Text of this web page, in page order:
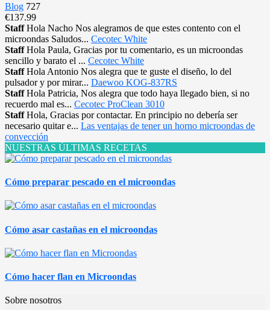
Blog 727
€137.99
StaffHola Nacho Nos alegramos de que estes contento con el
microondas Saludos... Cecotec White
StaffHola Paula, Gracias por tu comentario, es un microondas
sencillo y barato el ... Cecotec White
StaffHola Antonio Nos alegra que te guste el diseño, lo del
pulsador y por mirar... Daewoo KOG-837RS
StaffHola Patricia, Nos alegra que todo haya llegado bien, si no
recuerdo mal es... Cecotec ProClean 3010
StaffHola, Gracias por contactar. En principio no debería ser
necesario quitar e... Las ventajas de tener un horno microondas de
convección
NUESTRAS ÚLTIMAS RECETAS
Cómo preparar pescado en el microondas
Cómo asar castañas en el microondas
Cómo hacer flan en Microondas
Sobre nosotros